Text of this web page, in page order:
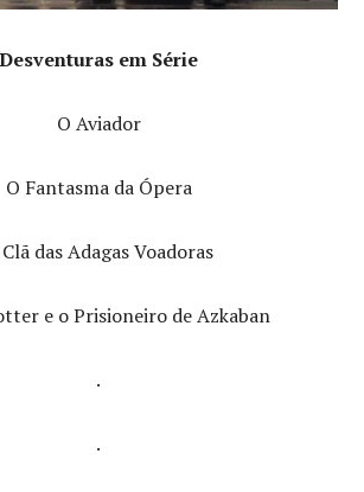
Desventuras em Série
O Aviador
O Fantasma da Ópera
das Adagas Voadoras
e o Prisioneiro de Azkaban
.
.